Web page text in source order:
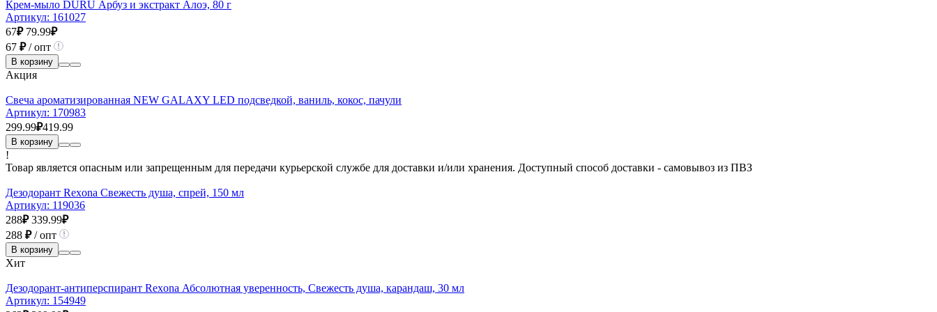
Крем-мыло DURU Арбуз и экстракт Алоэ, 80 г
Артикул: 161027
67₽ 79.99₽
67 ₽/ опт
В корзину
Акция
Свеча ароматизированная NEW GALAXY LED подсведкой, ваниль, кокос, пачули
Артикул: 170983
299.99₽419.99
В корзину
!
Товар является опасным или запрещенным для передачи курьерской службе для доставки и/или хранения. Доступный способ доставки - самовывоз из ПВЗ
Дезодорант Rexona Свежесть душа, спрей, 150 мл
Артикул: 119036
288₽ 339.99₽
288 ₽/ опт
В корзину
Хит
Дезодорант-антиперспирант Rexona Абсолютная уверенность, Свежесть душа, карандаш, 30 мл
Артикул: 154949